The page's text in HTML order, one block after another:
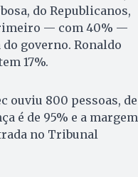
do Republicanos,
— com 40% —
governo. Ronaldo
17%.
ouviu 800 pessoas, de
é de 95% e a margem
no Tribunal